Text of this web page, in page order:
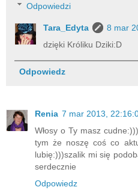
Odpowiedzi
Tara_Edyta
8 mar
dzięki Króliku Dziki:D
Odpowiedz
Renia 7 mar 2013,
Włosy o Ty masz
tym że noszę coś co
lubię:)))szalik mi się
serdecznie
Odpowiedz